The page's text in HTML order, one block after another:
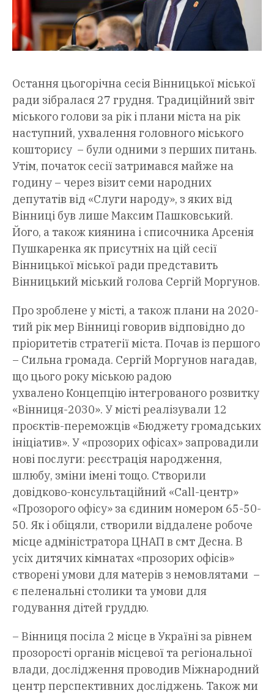
Остання цьогорічна сесія Вінницької міської
ради зібралася 27 грудня. Традиційний звіт
міського голови за рік і плани міста на рік
наступний, ухвалення головного міського
кошторису – були одними з перших питань.
Утім, початок сесії затримався майже на
годину – через візит семи народних
депутатів від «Слуги народу», з яких від
Вінниці був лише Максим Пашковський.
Його, а також киянина і списочника Арсенія
Пушкаренка як присутніх на цій сесії
Вінницької міської ради представить
Вінницький міський голова Сергій Моргунов.
Про зроблене у місті, а також плани на 2020-
тий рік мер Вінниці говорив відповідно до
пріоритетів стратегії міста. Почав із першого
– Сильна громада. Сергій Моргунов нагадав,
що цього року міською радою
ухвалено Концепцію інтегрованого розвитку
«Вінниця-2030». У місті реалізували 12
проєктів-переможців «Бюджету громадських
ініціатив». У «прозорих офісах» запровадили
нові послуги: реєстрація народження,
шлюбу, зміни імені тощо. Створили
довідково-консультаційний «Call-центр»
«Прозорого офісу» за єдиним номером 65-50-
50. Як і обіцяли, створили віддалене робоче
місце адміністратора ЦНАП в смт Десна. В
усіх дитячих кімнатах «прозорих офісів»
створені умови для матерів з немовлятами –
є пеленальні столики та умови для
годування дітей груддю.
– Вінниця посіла 2 місце в Україні за рівнем
прозорості органів місцевої та регіональної
влади, дослідження проводив Міжнародний
центр перспективних досліджень. Також ми